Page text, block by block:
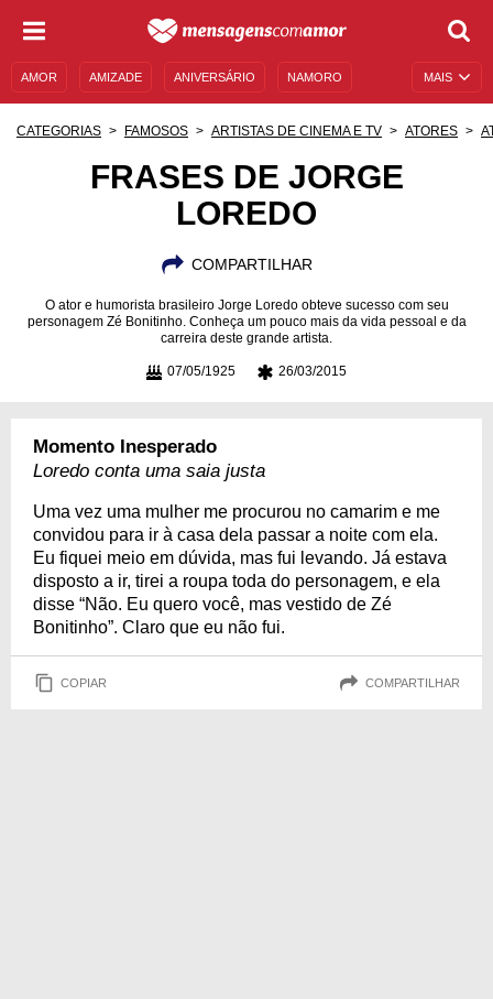
MAIS
AMOR AMIZADE ANIVERSÁRIO NAMORO
MENSAGENS DE ANIVERSÁRIO
CATEGORIAS FAMOSOS ARTISTAS DE CINEMA E TV ATORES
FRASES DE JORGE
LOREDO
COMPARTILHAR
O ator e humorista brasileiro Jorge Loredo obteve sucesso com seu
personagem Zé Bonitinho. Conheça um pouco mais da vida pessoal e da
carreira deste grande artista.
07/05/1925 26/03/2015
Momento Inesperado
Loredo conta uma saia justa
Uma vez uma mulher me procurou no camarim e me
convidou para ir à casa dela passar a noite com ela.
Eu fiquei meio em dúvida, mas fui levando. Já estava
disposto a ir, tirei a roupa toda do personagem, e ela
disse “Não. Eu quero você, mas vestido de Zé
Bonitinho”. Claro que eu não fui.
COPIAR COMPARTILHAR